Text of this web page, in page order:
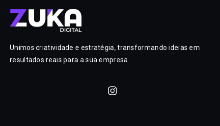
Unimos criatividade e estratégia, transformando ideias em
resultados reais para a sua empresa.